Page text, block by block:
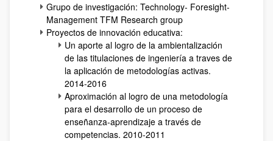
Grupo de investigación: Technology- Foresight-
Management TFM Research group
Proyectos de innovación educativa:
Un aporte al logro de la ambientalización
de las titulaciones de ingeniería a traves de
la aplicación de metodologías activas.
2014-2016
Aproximación al logro de una metodología
para el desarrollo de un proceso de
enseñanza-aprendizaje a través de
competencias. 2010-2011